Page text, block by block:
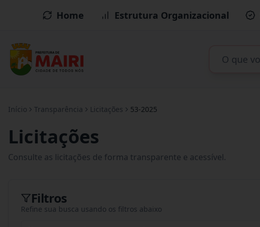
Home Estrutura Organizacional
Início Transparência Licitações 53-2025
Licitações
Consulte as licitações de forma transparente e acessível.
Filtros
Refine sua busca usando os filtros abaixo